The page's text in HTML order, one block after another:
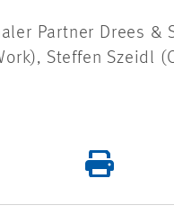
Partner Drees &
Steffen Szeidl